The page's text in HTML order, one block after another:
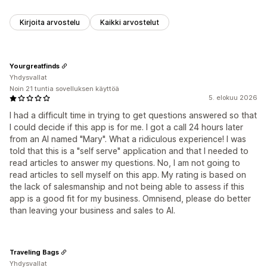
Kirjoita arvostelu Kaikki arvostelut
5. elokuu 2026
I had a difficult time in trying to get questions answered so that
I could decide if this app is for me. I got a call 24 hours later
from an AI named "Mary". What a ridiculous experience! I was
told that this is a "self serve" application and that I needed to
read articles to answer my questions. No, I am not going to
read articles to sell myself on this app. My rating is based on
the lack of salesmanship and not being able to assess if this
app is a good fit for my business. Omnisend, please do better
than leaving your business and sales to AI.
Yourgreatfinds
Yhdysvallat
Noin 21 tuntia sovelluksen käyttöä
Traveling Bags
Yhdysvallat